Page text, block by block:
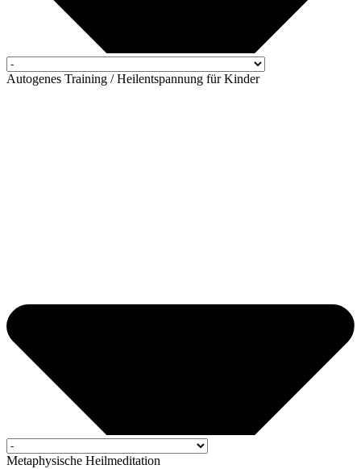
Autogenes Training / Heilentspannung für Kinder
Metaphysische Heilmeditation